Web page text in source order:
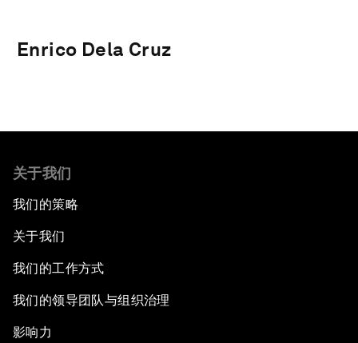
Enrico Dela Cruz
关于我们
我们的策略
关于我们
我们的工作方式
我们的领导团队与组织治理
影响力